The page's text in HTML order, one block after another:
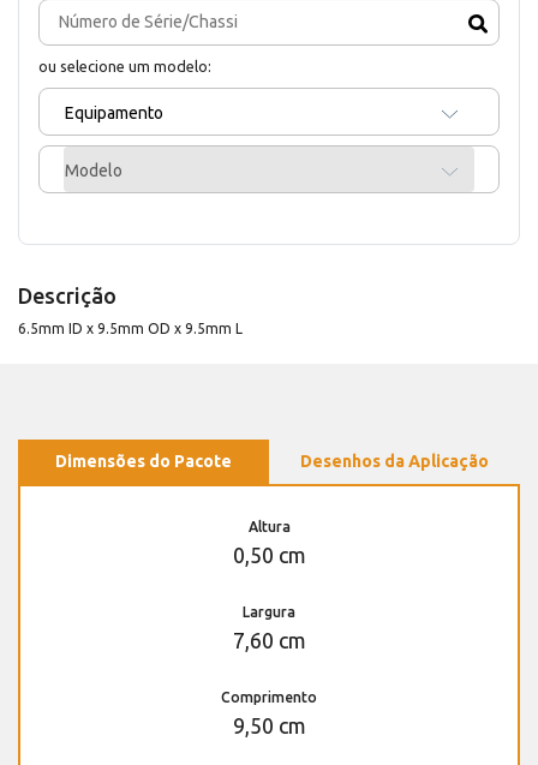
ou selecione um modelo:
Equipamento
Modelo
Descrição
6.5mm ID x 9.5mm OD x 9.5mm L
Dimensões do Pacote Desenhos da Aplicação
Altura
0,50 cm
Largura
7,60 cm
Comprimento
9,50 cm